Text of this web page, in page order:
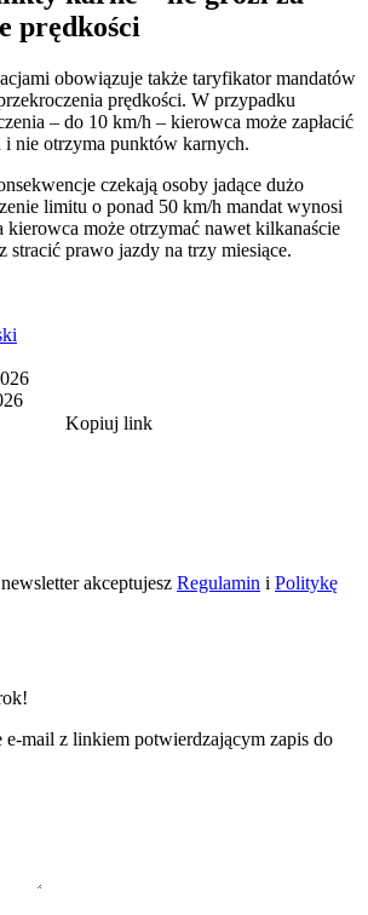
prędkości
obowiązuje także taryfikator mandatów
prędkości. W przypadku
– do 10 km/h – kierowca może zapłacić
i nie otrzyma punktów karnych.
czekają osoby jadące dużo
limitu o ponad 50 km/h mandat wynosi
kierowca może otrzymać nawet kilkanaście
stracić prawo jazdy na trzy miesiące.
Kopiuj link
akceptujesz Regulamin i Politykę
e-mail z linkiem potwierdzającym zapis do